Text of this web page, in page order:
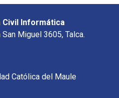
Civil Informática
Miguel 3605, Talca.
Católica del Maule